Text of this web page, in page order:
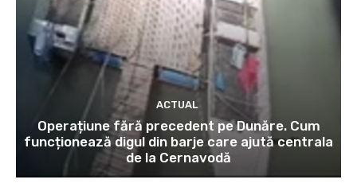
ACTUAL
Operațiune fără precedent pe Dunăre. Cum
funcționează digul din barje care ajută centrala
de la Cernavodă